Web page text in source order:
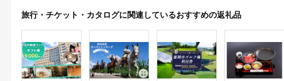
旅行・チケット・カタログに関連しているおすすめの返礼品